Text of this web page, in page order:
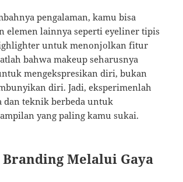
pengalaman, kamu bisa
elemen lainnya seperti eyeliner tipis
untuk menonjolkan fitur
bahwa makeup seharusnya
mengekspresikan diri, bukan
diri. Jadi, eksperimenlah
dan teknik berbeda untuk
yang paling kamu sukai.
Melalui Gaya